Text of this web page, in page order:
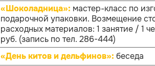
«Шоколадница»: мастер-класс по
подарочной упаковки. Возмещение
расходных материалов: 1 занятие / 1
руб. (запись по тел. 286-444)
«День китов и дельфинов»: беседа